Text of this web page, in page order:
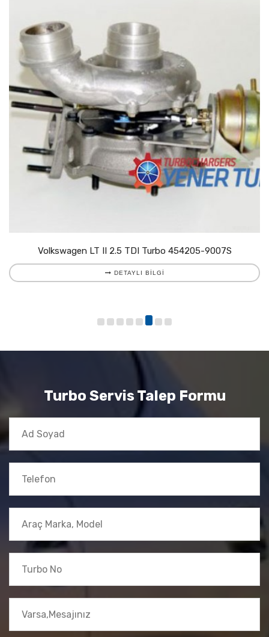
Volkswagen LT II 2.5 TDI Turbo 454205-9007S
DETAYLI BILGI
Turbo Servis Talep Formu